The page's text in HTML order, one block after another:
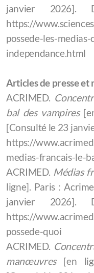
janvier 2026].
https://
possede-les-
independance.html
Articles de presse et
ACRIMED.
bal des vampires
[Consulté le 23
https://
medias-francais-le-
ACRIMED. Médias
ligne]. Paris :
janvier 2026].
https://
possede-quoi
ACRIMED.
manœuvres[en